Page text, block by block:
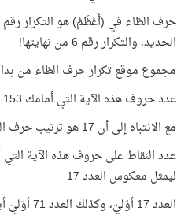
الحديد، والتكرار رقم 6 من نهايتها!
مجموع موقع تكرار حرف الظاء من
عدد حروف هذه الآية التي أمامك 153 حرفًا، وهذا العدد = 17 × 9
مع الانتباه إلى أن 17 هو ترتيب حرف الظاء في قائمة الحروف الهجائية!
ليمثل معكوس العدد 17
العدد 17 أوّليّ، وكذلك العدد 71 أوّليّ أيضًا، ومجموعهما = 88